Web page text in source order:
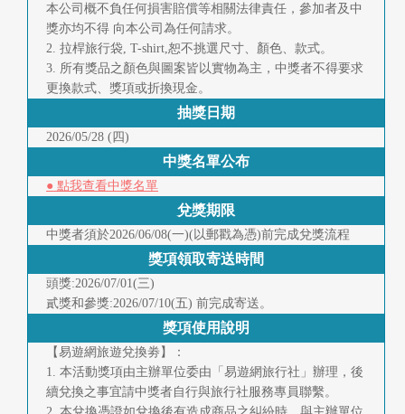
本公司概不負任何損害賠償等相關法律責任，參加者及中
獎亦均不得 向本公司為任何請求。
2. 拉桿旅行袋, T-shirt,恕不挑選尺寸、顏色、款式。
3. 所有獎品之顏色與圖案皆以實物為主，中獎者不得要求
更換款式、獎項或折換現金。
抽獎日期
2026/05/28 (四)
中獎名單公布
● 點我查看中獎名單
兌獎期限
中獎者須於2026/06/08(一)(以郵戳為憑)前完成兌獎流程
獎項領取寄送時間
頭獎:2026/07/01(三)
貳獎和參獎:2026/07/10(五) 前完成寄送。
獎項使用說明
【易遊網旅遊兌換劵】：
1. 本活動獎項由主辦單位委由「易遊網旅行社」辦理，後
續兌換之事宜請中獎者自行與旅行社服務專員聯繫。